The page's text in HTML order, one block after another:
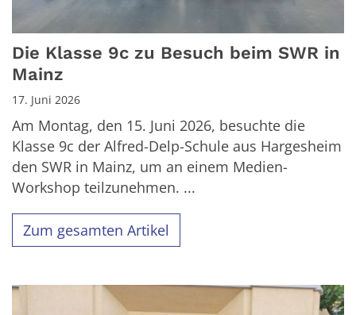
Die Klasse 9c zu Besuch beim SWR in
Mainz
17. Juni 2026
Am Montag, den 15. Juni 2026, besuchte die
Klasse 9c der Alfred-Delp-Schule aus Hargesheim
den SWR in Mainz, um an einem Medien-
Workshop teilzunehmen. ...
Zum gesamten Artikel